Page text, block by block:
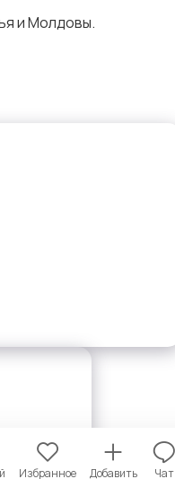
и Молдовы.
Избранное Добавить Чат